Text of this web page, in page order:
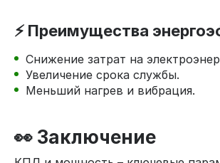
⚡ Преимущества
Снижение затрат на
Увеличение срока службы.
Меньший нагрев и вибрация.
👀 Заключение